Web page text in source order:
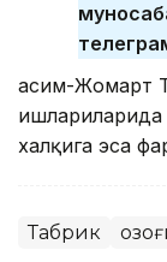
Қасим-Жомарт
халқига эса
Табрик